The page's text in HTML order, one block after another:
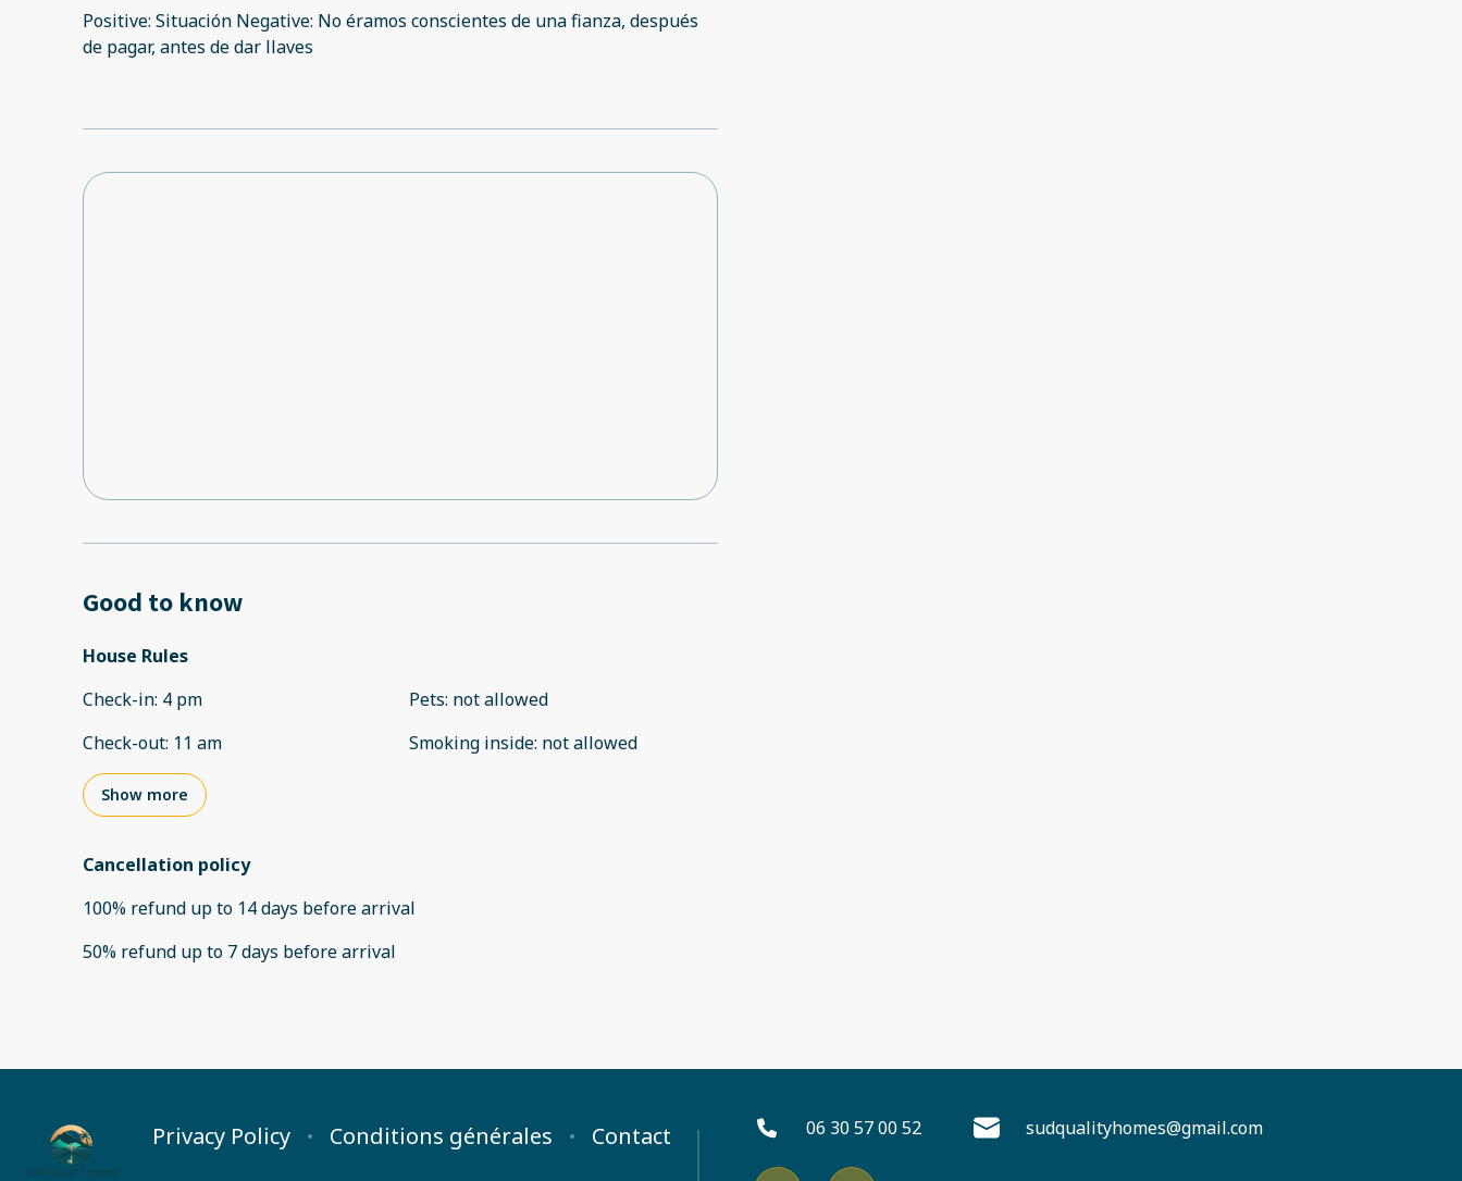
Positive: Situación Negative: No éramos conscientes de una fianza, después
de pagar, antes de dar llaves
Good to know
House Rules
Check-in: 4 pm
Check-out: 11 am
Pets: not allowed
Smoking inside: not allowed
Show more
Cancellation policy
100% refund up to 14 days beforearrival
50% refund up to 7 days beforearrival
Privacy Policy Conditions générales Contact 06 30 57 00 52 sudqualityhomes@gmail.com